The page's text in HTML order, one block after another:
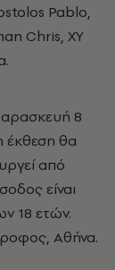
Pablo,
Chris, XY
8
έκθεση θα
από
είναι
18 ετών.
Αθήνα.